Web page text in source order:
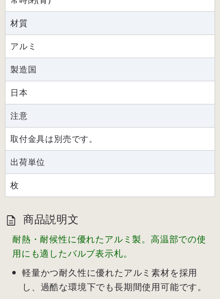
材質
アルミ
製造国
日本
注意
取付金具は別売です。
出荷単位
枚
商品説明文
耐熱・耐候性に優れたアルミ製。高温部での使
用にも適したバルブ表示札。
軽量かつ耐久性に優れたアルミ素材を採用
し、過酷な環境下でも長期間使用可能です。